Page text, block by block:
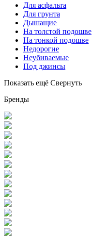
Для асфальта
Для грунта
Дышащие
На толстой подошве
На тонкой подошве
Недорогие
Неубиваемые
Под джинсы
Показать ещё Свернуть
Бренды